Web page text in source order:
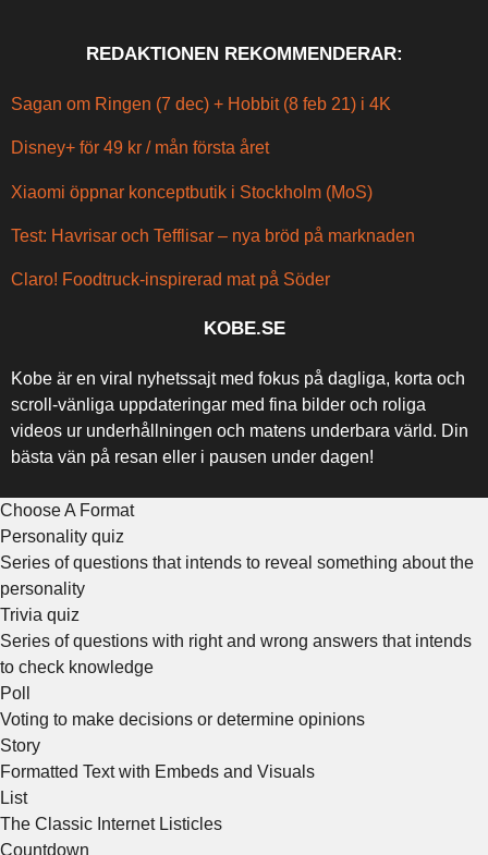
REDAKTIONEN REKOMMENDERAR:
Sagan om Ringen (7 dec) + Hobbit (8 feb 21) i 4K
Disney+ för 49 kr / mån första året
Xiaomi öppnar konceptbutik i Stockholm (MoS)
Test: Havrisar och Tefflisar – nya bröd på marknaden
Claro! Foodtruck-inspirerad mat på Söder
KOBE.SE
Kobe är en viral nyhetssajt med fokus på dagliga, korta och
scroll-vänliga uppdateringar med fina bilder och roliga
videos ur underhållningen och matens underbara värld. Din
bästa vän på resan eller i pausen under dagen!
Choose A Format
Personality quiz
Series of questions that intends to reveal something about the
personality
Trivia quiz
Series of questions with right and wrong answers that intends
to check knowledge
Poll
Voting to make decisions or determine opinions
Story
Formatted Text with Embeds and Visuals
List
The Classic Internet Listicles
Countdown